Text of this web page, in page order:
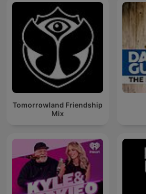
Tomorrowland Friendship
Mix